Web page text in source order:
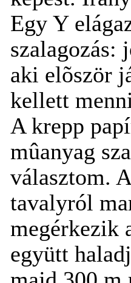
Egy Y
szalagozás:
aki elõször
kellett
A krepp
mûanyag
választom.
tavalyról
megérkezik
együtt